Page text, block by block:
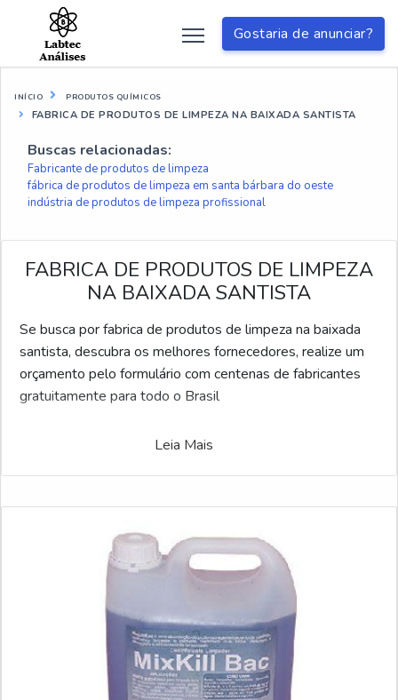
Gostaria de anunciar?
INÍCIO PRODUTOS QUÍMICOS
FABRICA DE PRODUTOS DE LIMPEZA NA BAIXADA SANTISTA
Buscas relacionadas:
Fabricante de produtos de limpeza
fábrica de produtos de limpeza em santa bárbara do oeste
indústria de produtos de limpeza profissional
FABRICA DE PRODUTOS DE LIMPEZA
NA BAIXADA SANTISTA
Se busca por fabrica de produtos de limpeza na baixada
santista, descubra os melhores fornecedores, realize um
orçamento pelo formulário com centenas de fabricantes
gratuitamente para todo o Brasil
Leia Mais